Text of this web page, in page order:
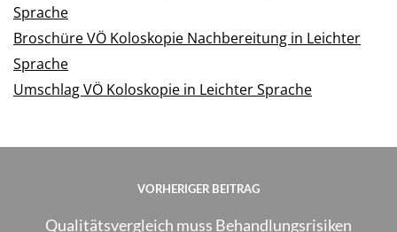
Sprache
Broschüre VÖ Koloskopie Nachbereitung in Leichter
Sprache
Umschlag VÖ Koloskopie in Leichter Sprache
VORHERIGER BEITRAG
Qualitätsvergleich muss Behandlungsrisiken